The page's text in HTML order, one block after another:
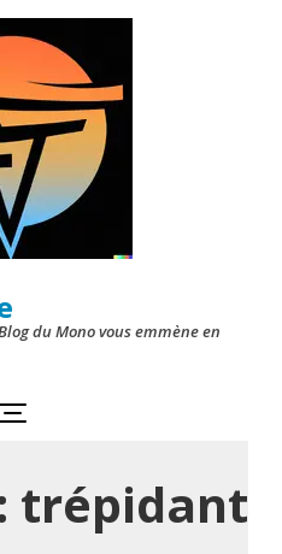
du Mono vous emmène en
trépidant